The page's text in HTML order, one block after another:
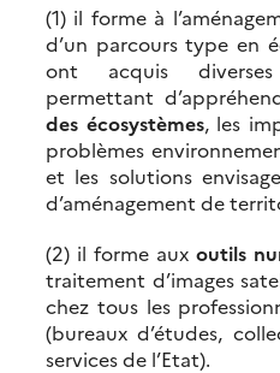
(1) il forme à
d’un parcours type en
ont acquis
permettant
des écosystèmes, les
problèmes
et les solutions
d’aménagement de
(2) il forme aux outils
traitement d’images
chez tous les
(bureaux d’études,
services de l’Etat).